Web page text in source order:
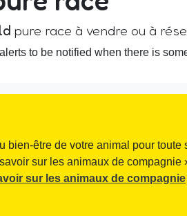
pure race à vendre ou à
to be notified when there is
bien-être de votre animal pour toute
sur les animaux de compagnie
sur les animaux de compagnie